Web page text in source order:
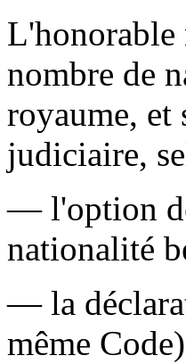
nombre de
royaume, et
judiciaire,
— l'option
nationalité
— la
même